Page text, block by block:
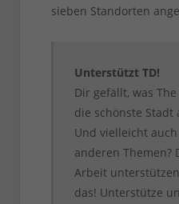
sieben Standorten
Unterstützt TD!
Dir gefällt, was
die schönste Stadt
Und vielleicht
anderen Themen?
Arbeit
das! Unterstütze